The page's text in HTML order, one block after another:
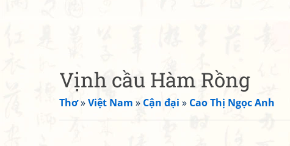
Vịnh cầu Hàm Rồng
Thơ»Việt Nam » Cận đại » Cao Thị Ngọc Anh